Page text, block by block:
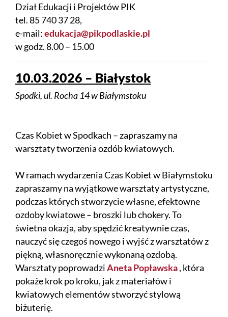
Dział Edukacji i Projektów PIK
tel. 85 740 37 28,
e-mail:edukacja@pikpodlaskie.pl
w godz. 8.00 – 15.00
10.03.2026 – Białystok
Spodki, ul. Rocha 14 w Białymstoku
Czas Kobiet w Spodkach – zapraszamy na
warsztaty tworzenia ozdób kwiatowych.
W ramach wydarzenia Czas Kobiet w Białymstoku
zapraszamy na wyjątkowe warsztaty artystyczne,
podczas których stworzycie własne, efektowne
ozdoby kwiatowe – broszki lub chokery. To
świetna okazja, aby spędzić kreatywnie czas,
nauczyć się czegoś nowego i wyjść z warsztatów z
piękną, własnoręcznie wykonaną ozdobą.
Warsztaty poprowadziAneta Popławska, która
pokaże krok po kroku, jak z materiałów i
kwiatowych elementów stworzyć stylową
biżuterię.